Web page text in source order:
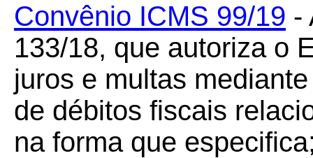
Convênio ICMS 99/19 -
133/18, que autoriza o
juros e multas
de débitos fiscais
na forma que